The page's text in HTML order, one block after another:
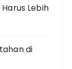
Lebih
di